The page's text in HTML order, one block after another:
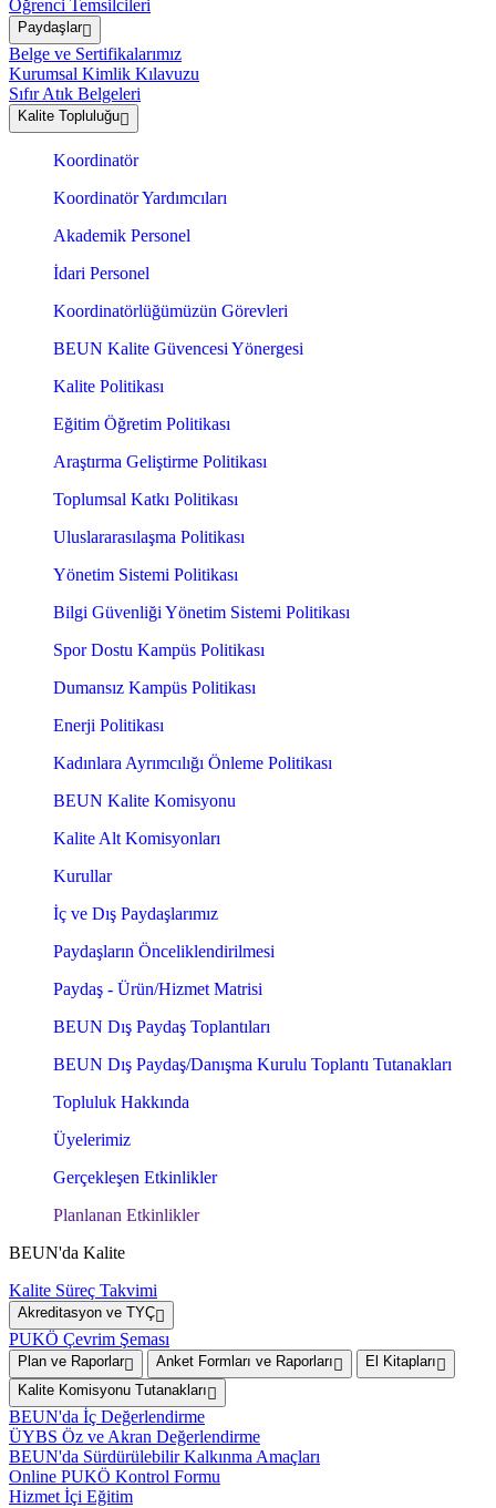
Öğrenci Temsilcileri
Paydaşlar
Belge ve Sertifikalarımız
Kurumsal Kimlik Kılavuzu
Sıfır Atık Belgeleri
Kalite Topluluğu
Koordinatör
Koordinatör Yardımcıları
Akademik Personel
İdari Personel
Koordinatörlüğümüzün Görevleri
BEUN Kalite Güvencesi Yönergesi
Kalite Politikası
Eğitim Öğretim Politikası
Araştırma Geliştirme Politikası
Toplumsal Katkı Politikası
Uluslararasılaşma Politikası
Yönetim Sistemi Politikası
Bilgi Güvenliği Yönetim Sistemi Politikası
Spor Dostu Kampüs Politikası
Dumansız Kampüs Politikası
Enerji Politikası
Kadınlara Ayrımcılığı Önleme Politikası
BEUN Kalite Komisyonu
Kalite Alt Komisyonları
Kurullar
İç ve Dış Paydaşlarımız
Paydaşların Önceliklendirilmesi
Paydaş - Ürün/Hizmet Matrisi
BEUN Dış Paydaş Toplantıları
BEUN Dış Paydaş/Danışma Kurulu Toplantı Tutanakları
Topluluk Hakkında
Üyelerimiz
Gerçekleşen Etkinlikler
Planlanan Etkinlikler
BEUN'da Kalite
Kalite Süreç Takvimi
Akreditasyon ve TYÇ
PUKÖ Çevrim Şeması
Plan ve Raporlar Anket Formları ve Raporları
El Kitapları
Kalite Komisyonu Tutanakları
BEUN'da İç Değerlendirme
ÜYBS Öz ve Akran Değerlendirme
BEUN'da Sürdürülebilir Kalkınma Amaçları
Online PUKÖ Kontrol Formu
Hizmet İçi Eğitim